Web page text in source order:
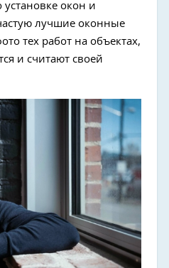
окон и
лучшие оконные
тех работ на объектах,
и считают своей